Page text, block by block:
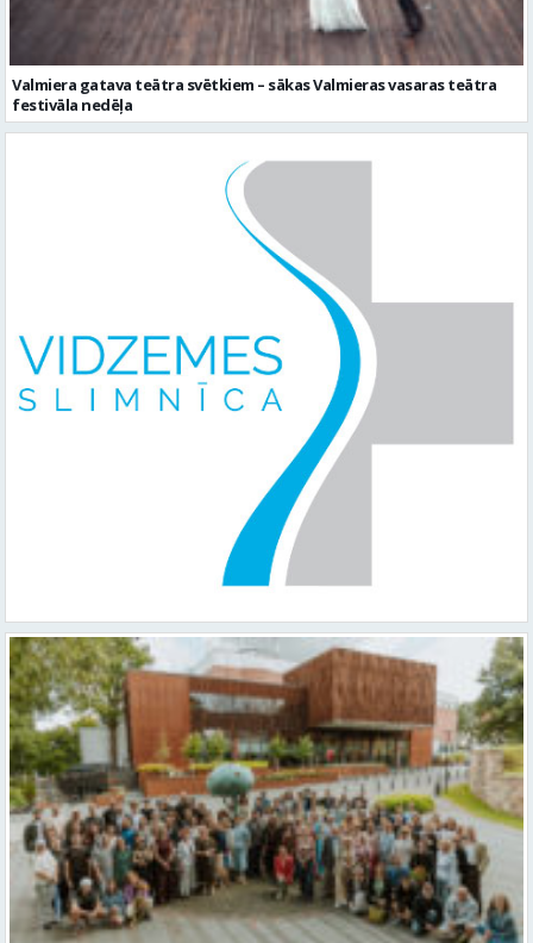
Valmiera gatava teātra svētkiem – sākas Valmieras vasaras teātra
festivāla nedēļa